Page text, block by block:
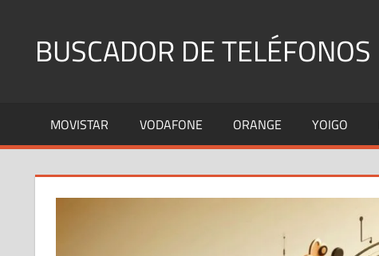
contenidoBUSCADOR DE TELÉFONOS
Fijos
y
MOVISTAR VODAFONE ORANGE YOIGO